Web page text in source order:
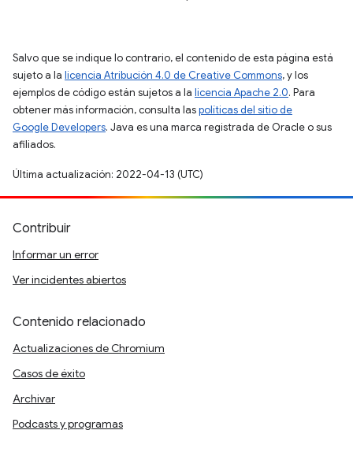
Salvo que se indique lo contrario, el contenido de esta página está
sujeto a la licencia Atribución 4.0 de Creative Commons, y los
ejemplos de código están sujetos a la licencia Apache 2.0. Para
obtener más información, consulta laspolíticas del sitio de
Google Developers. Java es una marca registrada de Oracle o sus
afiliados.
Última actualización: 2022-04-13 (UTC)
Contribuir
Informar un error
Ver incidentes abiertos
Contenido relacionado
Actualizaciones de Chromium
Casos de éxito
Archivar
Podcasts y programas